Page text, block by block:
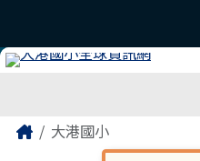
主內容區域
Home大港國小
頁尾區域